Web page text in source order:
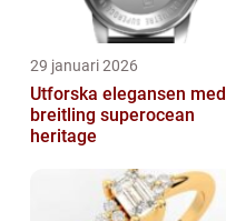
29 januari 2026
Utforska elegansen med
breitling superocean
heritage